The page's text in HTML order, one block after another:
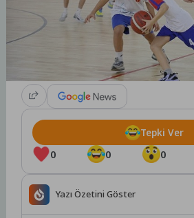
0 0 0
Tepki Ver
Yazı Özetini Göster